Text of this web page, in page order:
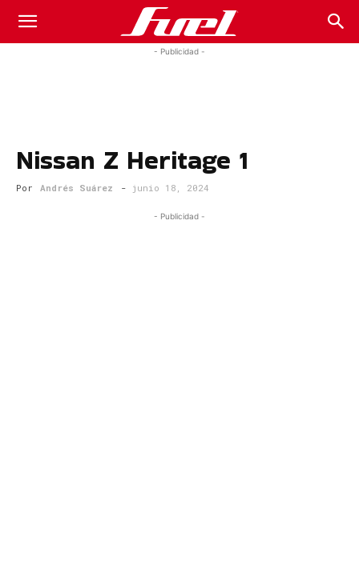
Fuel
Magazine
- Publicidad -
Nissan Z Heritage 1
Por Andrés Suárez - junio 18, 2024
- Publicidad -